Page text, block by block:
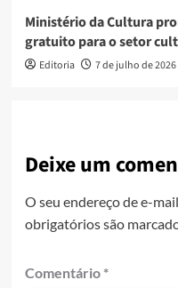
Ministério da Cultura
gratuito para o setor
Editoria 7 de julho de 2026
Deixe um
O seu endereço de e-
obrigatórios são
Comentário *